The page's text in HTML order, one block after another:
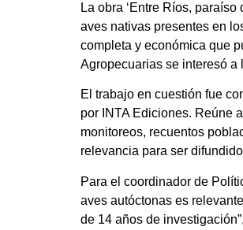
La obra ‘Entre Ríos,
aves nativas presentes en
completa y económica que
Agropecuarias se interesó a
El trabajo en cuestión fue
por INTA Ediciones. Reúne
monitoreos, recuentos
relevancia para ser
Para el coordinador de
aves autóctonas es
de 14 años de